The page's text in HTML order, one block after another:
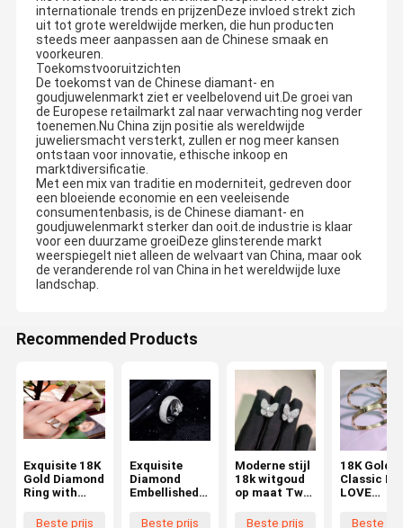
internationale trends en prijzenDeze invloed strekt zich
uit tot grote wereldwijde merken, die hun producten
steeds meer aanpassen aan de Chinese smaak en
voorkeuren.
Toekomstvooruitzichten
De toekomst van de Chinese diamant- en
goudjuwelenmarkt ziet er veelbelovend uit.De groei van
de Europese retailmarkt zal naar verwachting nog verder
toenemen.Nu China zijn positie als wereldwijde
juweliersmacht versterkt, zullen er nog meer kansen
ontstaan voor innovatie, ethische inkoop en
marktdiversificatie.
Met een mix van traditie en moderniteit, gedreven door
een bloeiende economie en een veeleisende
consumentenbasis, is de Chinese diamant- en
goudjuwelenmarkt sterker dan ooit.de industrie is klaar
voor een duurzame groeiDeze glinsterende markt
weerspiegelt niet alleen de welvaart van China, maar ook
de veranderende rol van China in het wereldwijde luxe
landschap.
Recommended Products
Exquisite 18K
Gold Diamond
Ring with
Embellished
Beste prijs
Exquisite
Diamond
Embellished
Diamond Ring
Beste prijs
Moderne stijl
18k witgoud
op maat Twee
oorbellen met
Beste prijs
18K Gold
Classic
LOVE
Beste